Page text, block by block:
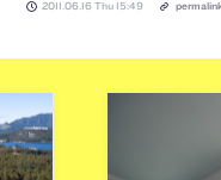
2011.06.16 Thu 15:49 permalink